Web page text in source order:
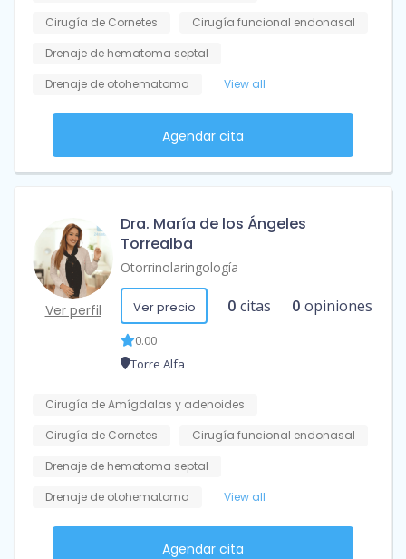
Cirugía de Cornetes
Cirugía funcional endonasal
Drenaje de hematoma septal
Drenaje de otohematoma
View all
Agendar cita
Ver perfil
Dra. María de los Ángeles
Torrealba
Otorrinolaringología
Ver precio 0 citas 0 opiniones
0.00
Torre Alfa
Cirugía de Amígdalas y adenoides
Cirugía de Cornetes
Cirugía funcional endonasal
Drenaje de hematoma septal
Drenaje de otohematoma
View all
Agendar cita